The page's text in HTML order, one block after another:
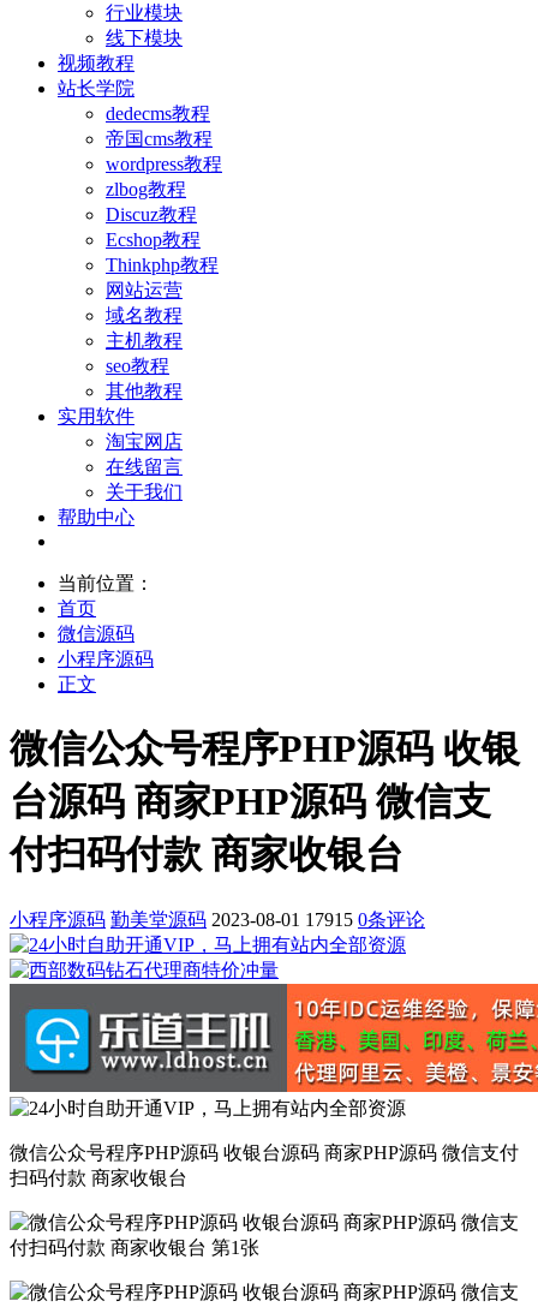
行业模块
线下模块
视频教程
站长学院
dedecms教程
帝国cms教程
wordpress教程
zlbog教程
Discuz教程
Ecshop教程
Thinkphp教程
网站运营
域名教程
主机教程
seo教程
其他教程
实用软件
淘宝网店
在线留言
关于我们
帮助中心
当前位置：
首页
微信源码
小程序源码
正文
微信公众号程序PHP源码 收银
台源码 商家PHP源码 微信支
付扫码付款 商家收银台
小程序源码 勤美堂源码 2023-08-01 17915 0条评论
微信公众号程序PHP源码 收银台源码 商家PHP源码 微信支付
扫码付款 商家收银台